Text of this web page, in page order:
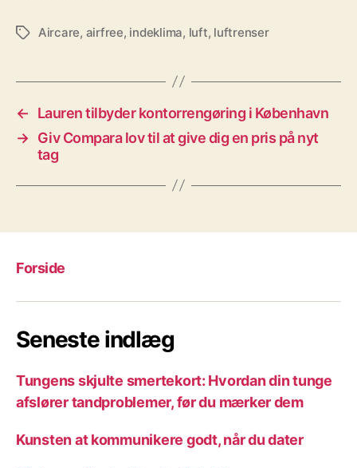
TagsAircare, airfree, indeklima, luft, luftrenser
←
Lauren tilbyder kontorrengøring i København
→ Giv Compara lov til at give dig en pris på nyt
tag
Forside
Seneste indlæg
Tungens skjulte smertekort: Hvordan din tunge
afslører tandproblemer, før du mærker dem
Kunsten at kommunikere godt, når du dater